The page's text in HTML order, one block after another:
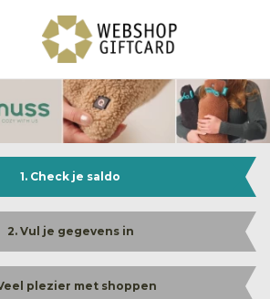
1. Check je saldo
2. Vul je gegevens in
plezier met shoppen